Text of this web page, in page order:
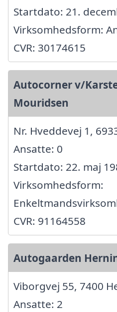
Startdato: 21.
Virksomhedsform:
CVR: 30174615
Autocorner v/
Mouridsen
Nr. Hveddevej 1,
Ansatte: 0
Startdato: 22. maj
Virksomhedsform:
CVR: 91164558
Autogaarden
Viborgvej 55, 7400
Ansatte: 2